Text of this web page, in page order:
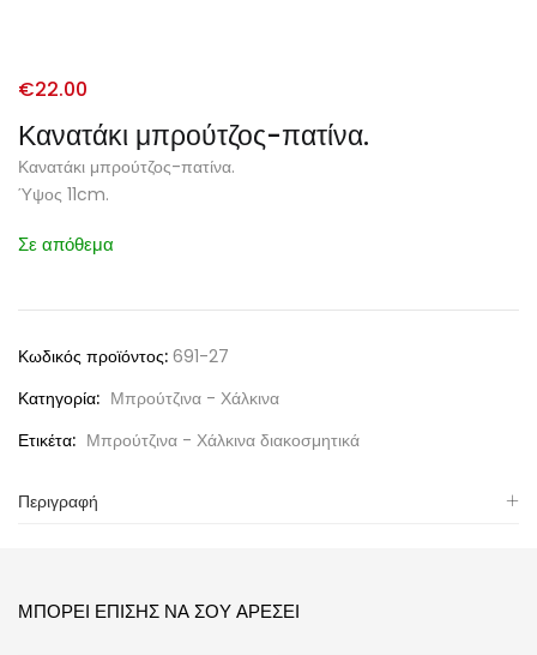
Κανατάκι μπρούτζος-πατίνα.
€22.00
Κανατάκι μπρούτζος-πατίνα.
Ύψος 11cm.
Σε απόθεμα
Κωδικός προϊόντος: 691-27
Κατηγορία: Μπρούτζινα - Χάλκινα
Ετικέτα: Μπρούτζινα - Χάλκινα διακοσμητικά
Περιγραφή
ΜΠΟΡΕΊ ΕΠΊΣΗΣ ΝΑ ΣΟΥ ΑΡΈΣΕΙ